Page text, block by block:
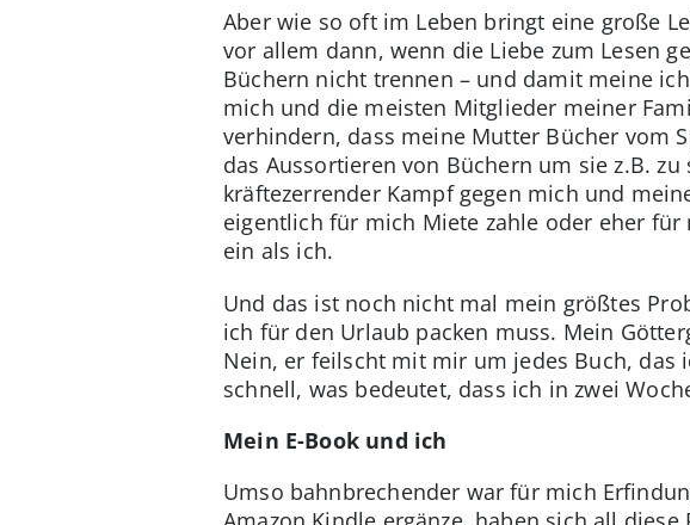
Aber wie so oft im Leben bringt eine große
vor allem dann, wenn die Liebe zum Lesen
Büchern nicht trennen – und damit meine
mich und die meisten Mitglieder meiner
verhindern, dass meine Mutter Bücher vom
das Aussortieren von Büchern um sie z.B.
kräftezerrender Kampf gegen mich und
eigentlich für mich Miete zahle oder eher
ein als ich.
Und das ist noch nicht mal mein größtes
ich für den Urlaub packen muss. Mein
Nein, er feilscht mit mir um jedes Buch,
schnell, was bedeutet, dass ich in zwei
Mein E-Book und ich
Umso bahnbrechender war für mich